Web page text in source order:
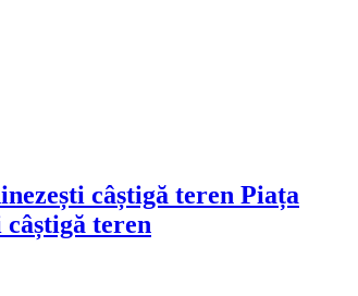
Piața
teren